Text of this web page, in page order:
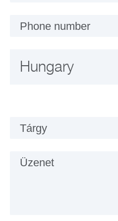
Phone number
Tárgy
Üzenet